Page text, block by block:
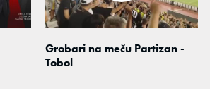
Grobari na meču Partizan -
Tobol